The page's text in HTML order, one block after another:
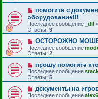
помогите с
оборудование!!!
Последнее сообщение _dll «
Ответы: 3
ОСТОРОЖНО
Последнее сообщение
Ответы: 2
прошу помогите
Последнее сообщение
Ответы: 5
документы на
Последнее сообщение